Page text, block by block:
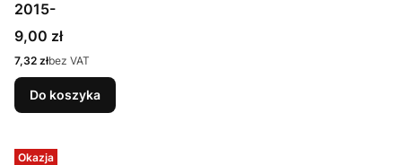
2015-
Cena
9,00 zł
Cena
7,32 złbez VAT
Do koszyka
Okazja